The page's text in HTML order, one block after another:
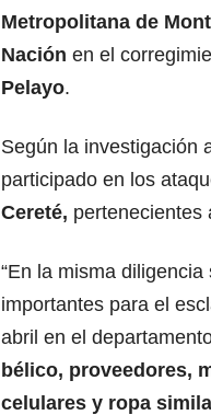
Metropolitana de
Nación en el
Pelayo.
Según la investigación
participado en los
Cereté, pertenecientes
“En la misma
importantes para el
abril en el
bélico, proveedores,
celulares y ropa